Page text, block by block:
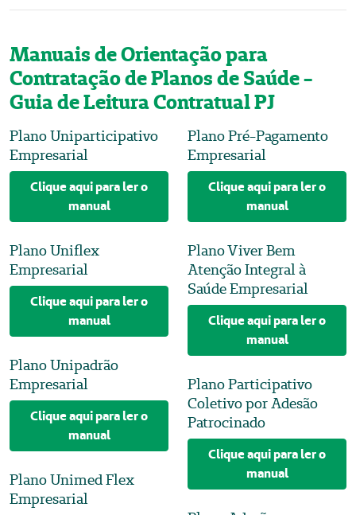
Manuais de Orientação para
Contratação de Planos de Saúde -
Guia de Leitura Contratual PJ
Plano Uniparticipativo
Empresarial
Clique aqui para ler o
manual
Plano Uniflex
Empresarial
Clique aqui para ler o
manual
Plano Unipadrão
Empresarial
Clique aqui para ler o
manual
Plano Unimed Flex
Empresarial
Plano Pré-Pagamento
Empresarial
Clique aqui para ler o
manual
Plano Viver Bem
Atenção Integral à
Saúde Empresarial
Clique aqui para ler o
manual
Plano Participativo
Coletivo por Adesão
Patrocinado
Clique aqui para ler o
manual